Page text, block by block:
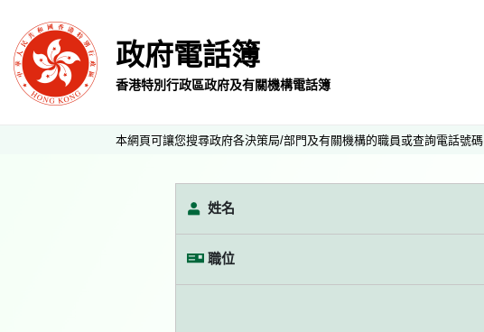
政府電話簿
香港特別行政區政府及有關機構電話簿
本網頁可讓您搜尋政府各決策局/部門及有關機構的職員或查詢電話號碼
姓名
職位